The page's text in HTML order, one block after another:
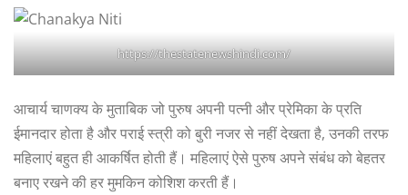
https://thestatenewshindi.com/
आचार्य चाणक्य के मुताबिक जो पुरुष अपनी पत्नी और प्रेमिका के प्रति
ईमानदार होता है और पराई स्त्री को बुरी नजर से नहीं देखता है, उनकी तरफ
महिलाएं बहुत ही आकर्षित होती हैं। महिलाएं ऐसे पुरुष अपने संबंध को बेहतर
बनाए रखने की हर मुमकिन कोशिश करती हैं।